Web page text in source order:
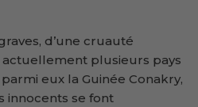
d’une cruauté
plusieurs pays
eux la Guinée Conakry,
innocents se font